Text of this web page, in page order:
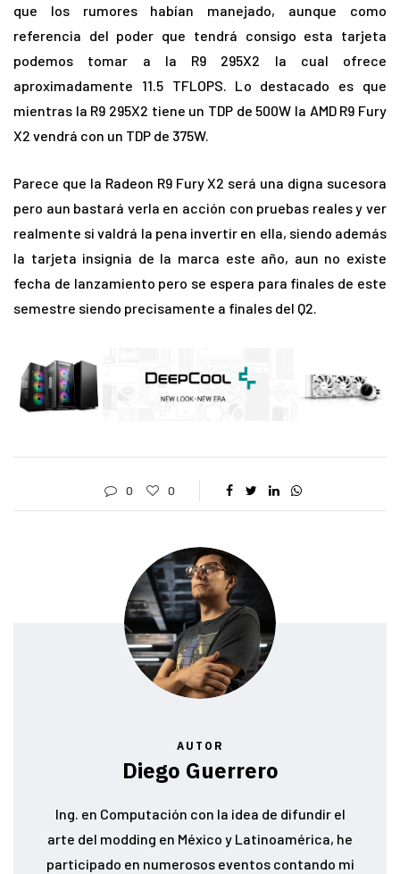
que los rumores habían manejado, aunque como
referencia del poder que tendrá consigo esta tarjeta
podemos tomar a la R9 295X2 la cual ofrece
aproximadamente 11.5 TFLOPS. Lo destacado es que
mientras la R9 295X2 tiene un TDP de 500W la AMD R9 Fury
X2 vendrá con un TDP de 375W.
Parece que la Radeon R9 Fury X2 será una digna sucesora
pero aun bastará verla en acción con pruebas reales y ver
realmente si valdrá la pena invertir en ella, siendo además
la tarjeta insignia de la marca este año, aun no existe
fecha de lanzamiento pero se espera para finales de este
semestre siendo precisamente a finales del Q2.
0 0
AUTOR
Diego Guerrero
Ing. en Computación con la idea de difundir el
arte del modding en México y Latinoamérica, he
participado en numerosos eventos contando mi